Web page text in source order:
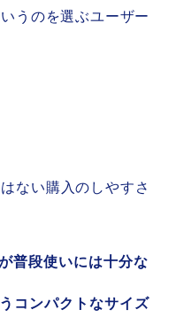
うのを選ぶユーザー
ない購入のしやすさ
普段使いには十分な
コンパクトなサイズ